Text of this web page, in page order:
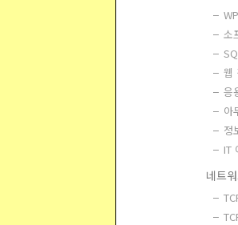
소
웹
응
아
정
IT
네트